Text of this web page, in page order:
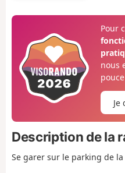
Pour
nous
Je
Description de la
Se garer sur le parking de la